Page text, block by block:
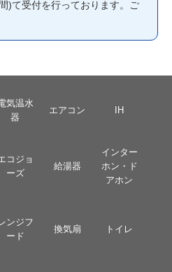
)て受付を行っております。ご
気温水
器
エアコン IH
コジョ
ーズ
給湯器
インター
ホン・ド
アホン
ンジフ
ード
換気扇 トイレ